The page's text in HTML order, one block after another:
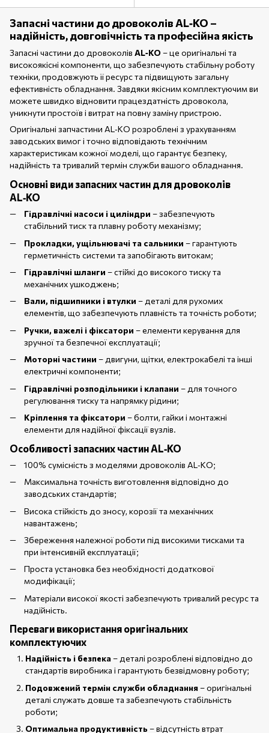
Запасні частини до дровоколів AL‑KO –
надійність, довговічність та професійна якість
Запасні частини до дровоколів AL‑KO – це оригінальні та
високоякісні компоненти, що забезпечують стабільну роботу
техніки, продовжують її ресурс та підвищують загальну
ефективність обладнання. Завдяки якісним комплектуючим ви
можете швидко відновити працездатність дровокола,
уникнути простоїв і витрат на повну заміну пристрою.
Оригінальні запчастини AL‑KO розроблені з урахуванням
заводських вимог і точно відповідають технічним
характеристикам кожної моделі, що гарантує безпеку,
надійність та тривалий термін служби вашого обладнання.
Основні види запасних частин для дровоколів
AL‑KO
Гідравлічні насоси і циліндри – забезпечують
стабільний тиск та плавну роботу механізму;
Прокладки, ущільнювачі та сальники – гарантують
герметичність системи та запобігають витокам;
Гідравлічні шланги – стійкі до високого тиску та
механічних ушкоджень;
Вали, підшипники і втулки – деталі для рухомих
елементів, що забезпечують плавність та точність роботи;
Ручки, важелі і фіксатори – елементи керування для
зручної та безпечної експлуатації;
Моторні частини – двигуни, щітки, електрокабелі та інші
електричні компоненти;
Гідравлічні розподільники і клапани – для точного
регулювання тиску та напрямку рідини;
Кріплення та фіксатори – болти, гайки і монтажні
елементи для надійної фіксації вузлів.
Особливості запасних частин AL‑KO
100% сумісність з моделями дровоколів AL‑KO;
Максимальна точність виготовлення відповідно до
заводських стандартів;
Висока стійкість до зносу, корозії та механічних
навантажень;
Збереження належної роботи під високими тисками та
при інтенсивній експлуатації;
Проста установка без необхідності додаткової
модифікації;
Матеріали високої якості забезпечують тривалий ресурс та
надійність.
Переваги використання оригінальних
комплектуючих
Надійність і безпека– деталі розроблені відповідно до
стандартів виробника і гарантують безвідмовну роботу;
Подовжений термін служби обладнання– оригінальні
деталі служать довше та забезпечують стабільність
роботи;
Оптимальна продуктивність– відсутність втрат